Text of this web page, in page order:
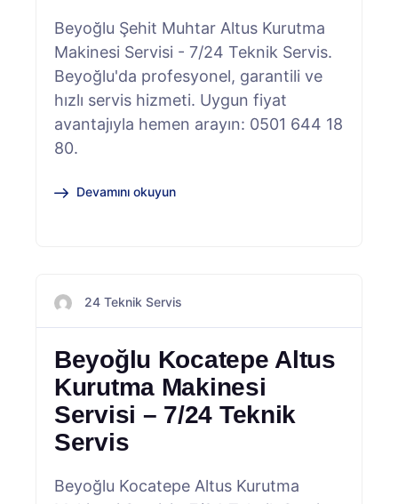
Beyoğlu Şehit Muhtar Altus Kurutma
Makinesi Servisi - 7/24 Teknik Servis.
Beyoğlu'da profesyonel, garantili ve
hızlı servis hizmeti. Uygun fiyat
avantajıyla hemen arayın: 0501 644 18
80.
Devamını okuyun
24 Teknik Servis
Beyoğlu Kocatepe Altus
Kurutma Makinesi
Servisi – 7/24 Teknik
Servis
Beyoğlu Kocatepe Altus Kurutma